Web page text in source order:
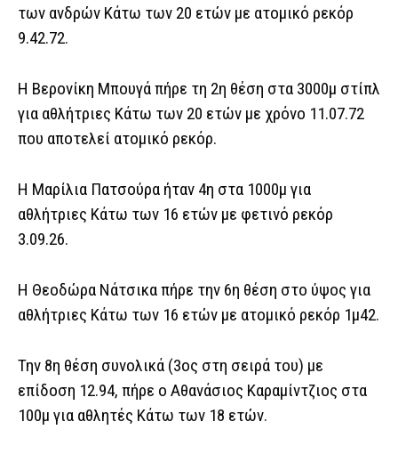
των ανδρών Κάτω των 20 ετών με ατομικό ρεκόρ
9.42.72.
Η Βερονίκη Μπουγά πήρε τη 2η θέση στα 3000μ στίπλ
για αθλήτριες Κάτω των 20 ετών με χρόνο 11.07.72
που αποτελεί ατομικό ρεκόρ.
Η Μαρίλια Πατσούρα ήταν 4η στα 1000μ για
αθλήτριες Κάτω των 16 ετών με φετινό ρεκόρ
3.09.26.
Η Θεοδώρα Νάτσικα πήρε την 6η θέση στο ύψος για
αθλήτριες Κάτω των 16 ετών με ατομικό ρεκόρ 1μ42.
Την 8η θέση συνολικά (3ος στη σειρά του) με
επίδοση 12.94, πήρε ο Αθανάσιος Καραμίντζιος στα
100μ για αθλητές Κάτω των 18 ετών.